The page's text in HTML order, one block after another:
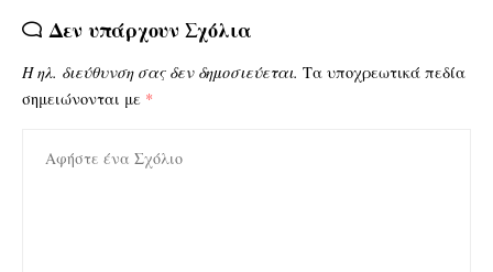
Δεν υπάρχουν Σχόλια
Η ηλ. διεύθυνση σας δεν δημοσιεύεται. Τα υποχρεωτικά πεδία
σημειώνονται με *